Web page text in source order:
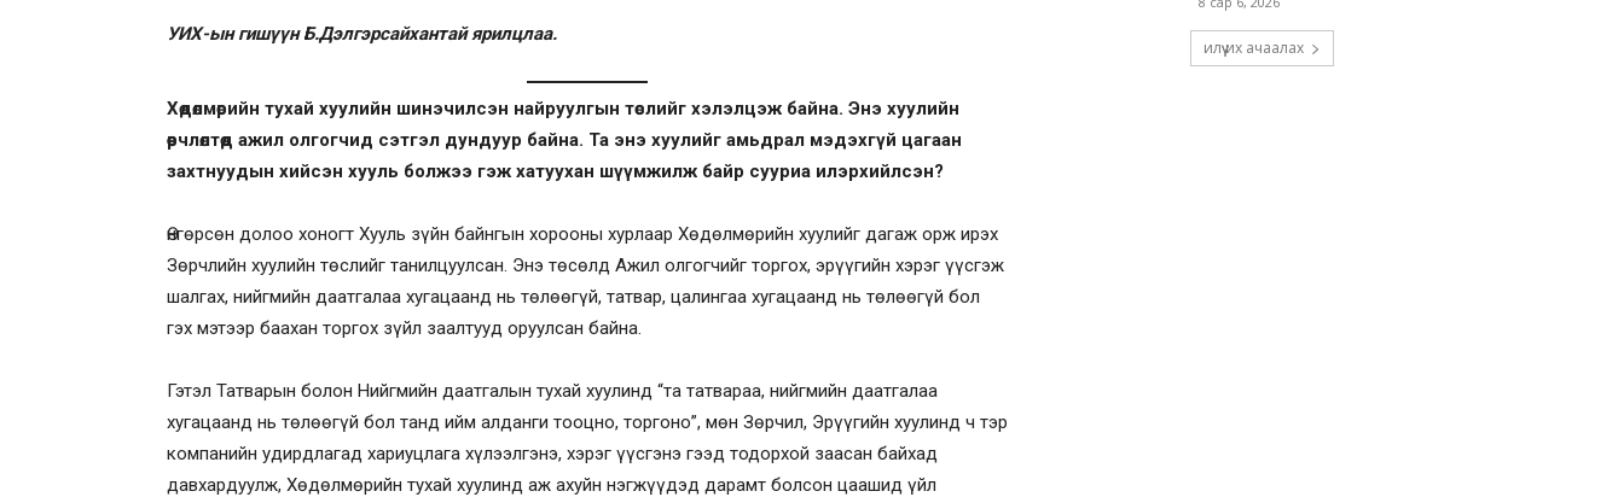
УИХ-ын гишүүн Б.Дэлгэрсайхантай ярилцлаа.
Хөдөлмөрийн тухай хуулийн шинэчилсэн найруулгын төслийг хэлэлцэж байна. Энэ хуулийн
өөрчлөлтөд ажил олгогчид сэтгэл дундуур байна. Та энэ хуулийг амьдрал мэдэхгүй цагаан
захтнуудын хийсэн хууль болжээ гэж хатуухан шүүмжилж байр сууриа илэрхийлсэн?
Өнгөрсөн долоо хоногт Хууль зүйн байнгын хорооны хурлаар Хөдөлмөрийн хуулийг дагаж орж ирэх
Зөрчлийн хуулийн төслийг танилцуулсан. Энэ төсөлд Ажил олгогчийг торгох, эрүүгийн хэрэг үүсгэж
шалгах, нийгмийн даатгалаа хугацаанд нь төлөөгүй, татвар, цалингаа хугацаанд нь төлөөгүй бол
гэх мэтээр баахан торгох зүйл заалтууд оруулсан байна.
Гэтэл Татварын болон Нийгмийн даатгалын тухай хуулинд “та татвараа, нийгмийн даатгалаа
хугацаанд нь төлөөгүй бол танд ийм алданги тооцно, торгоно”, мөн Зөрчил, Эрүүгийн хуулинд ч тэр
компанийн удирдлагад хариуцлага хүлээлгэнэ, хэрэг үүсгэнэ гээд тодорхой заасан байхад
давхардуулж, Хөдөлмөрийн тухай хуулинд аж ахуйн нэгжүүдэд дарамт болсон цаашид үйл
илүү их ачаалах